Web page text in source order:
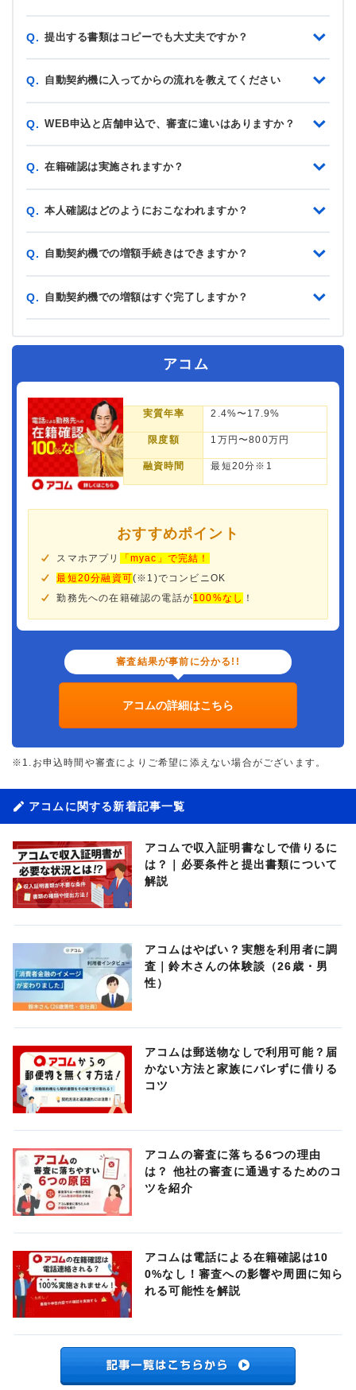
Q. 提出する書類はコピーでも大丈夫ですか？
Q. 自動契約機に入ってからの流れを教えてください
Q. WEB申込と店舗申込で、審査に違いはありますか？
Q. 在籍確認は実施されますか？
Q. 本人確認はどのようにおこなわれますか？
Q. 自動契約機での増額手続きはできますか？
Q. 自動契約機での増額はすぐ完了しますか？
アコム
実質年率 2.4%〜17.9%
限度額 1万円〜800万円
融資時間 最短20分※1
おすすめポイント
スマホアプリ
「myac」で完結！
最短20分融資可(※1)でコンビニOK
勤務先への在籍確認の電話が100%なし ！
審査結果が事前に分かる!!
アコムの詳細はこちら
※1.お申込時間や審査によりご希望に添えない場合がございます。
アコムに関する新着記事一覧
アコムで収入証明書なしで借りるに
は？｜必要条件と提出書類について
解説
アコムはやばい？実態を利用者に調
査｜鈴木さんの体験談（26歳・男
性）
アコムは郵送物なしで利用可能？届
かない方法と家族にバレずに借りる
コツ
アコムの審査に落ちる6つの理由
は？ 他社の審査に通過するためのコ
ツを紹介
アコムは電話による在籍確認は10
0%なし！審査への影響や周囲に知ら
れる可能性を解説